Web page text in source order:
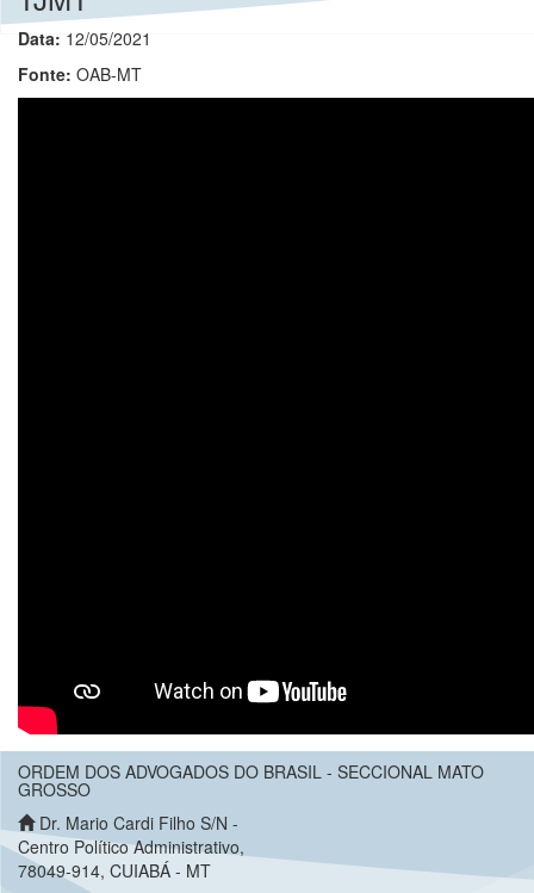
Data: 12/05/2021
Fonte: OAB-MT
ORDEM DOS ADVOGADOS DO BRASIL - SECCIONAL MATO
GROSSO
Dr. Mario Cardi Filho S/N -
Centro Político Administrativo,
78049-914, CUIABÁ - MT